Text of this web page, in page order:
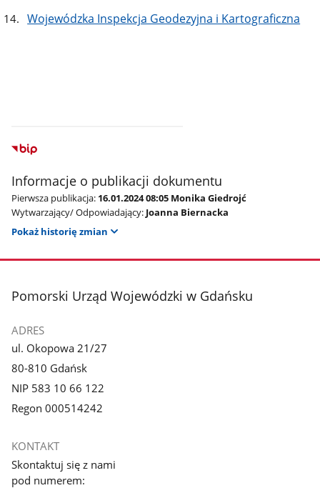
Wojewódzka Inspekcja Geodezyjna i Kartograficzna
Informacje o publikacji dokumentu
Pierwsza publikacja: 16.01.2024 08:05 Monika Giedrojć
Wytwarzający/ Odpowiadający: Joanna Biernacka
Pokaż historię zmian
stopka
Pomorski Urząd Wojewódzki w Gdańsku
ADRES
ul. Okopowa 21/27
80-810 Gdańsk
NIP 583 10 66 122
Regon 000514242
KONTAKT
Skontaktuj się z nami
pod numerem: